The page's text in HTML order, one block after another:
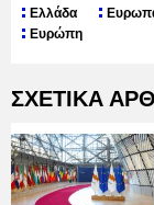
Ελλάδα
Ευρώπη
ΣΧΕΤΙΚΑ